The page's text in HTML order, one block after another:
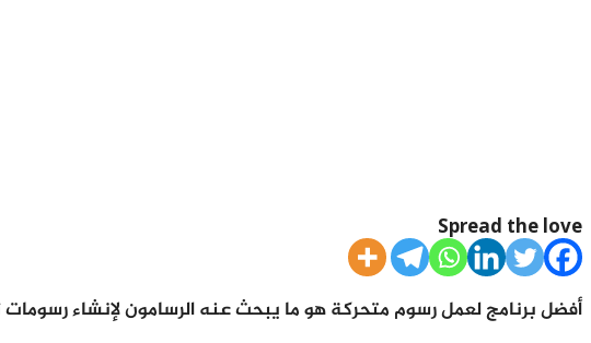
Spread the love
أفضل برنامج لعمل رسوم متحركة هو ما يبحث عنه الرسامون لإنشاء رسومات